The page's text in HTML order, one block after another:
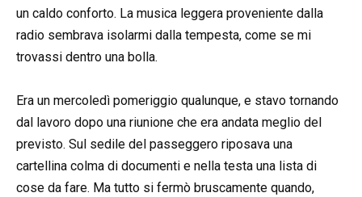
un caldo conforto. La musica leggera proveniente dalla
radio sembrava isolarmi dalla tempesta, come se mi
trovassi dentro una bolla.
Era un mercoledì pomeriggio qualunque, e stavo tornando
dal lavoro dopo una riunione che era andata meglio del
previsto. Sul sedile del passeggero riposava una
cartellina colma di documenti e nella testa una lista di
cose da fare. Ma tutto si fermò bruscamente quando,